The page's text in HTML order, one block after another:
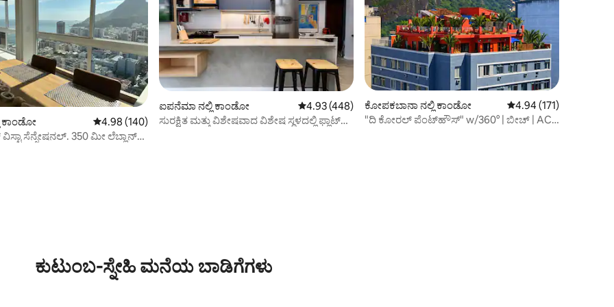
101 ವಿಮರ್ಶೆಗಳು
ಕಾಂಡೋ 5 ರಲ್ಲಿ 4.98 ಸರಾಸರಿ ರೇಟಿಂಗ್, 140 ವಿಮರ್ಶೆಗಳು
4.98 (140)
ವಿಸ್ಟಾ ಸೆನ್ಸೇಷನಲ್. 350 ಮೀ ಲೆಬ್ಲಾನ್
ಐಪನೆಮಾ ನಲ್ಲಿ ಕಾಂಡೋ 5 ರಲ್ಲಿ 4.93 ಸರಾಸರಿ ರೇಟಿಂಗ್, 448 ವಿಮರ್ಶೆಗಳು
4.93 (448)
ಸುರಕ್ಷಿತ ಮತ್ತು ವಿಶೇಷವಾದ ವಿಶೇಷ ಸ್ಥಳದಲ್ಲಿ ಫ್ಲಾಟ್
ಕೋಪಕಬಾನಾ ನಲ್ಲಿ ಕಾಂಡೋ 5 ರಲ್ಲಿ 4.94 ಸರಾಸರಿ
4.94 (171)
"ದಿ ಕೋರಲ್ ಪೆಂಟ್‌ಹೌಸ್" w/360° | ಬೀಚ್ | AC
ಕುಟುಂಬ-ಸ್ನೇಹಿ ಮನೆಯ ಬಾಡಿಗೆಗಳು